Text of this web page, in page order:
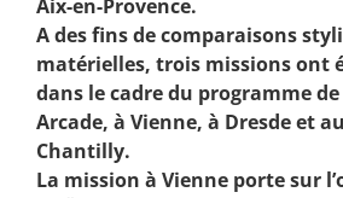
Aix-en-Provence.
A des fins de comparaisons
matérielles, trois missions ont
dans le cadre du programme
Arcade, à Vienne, à Dresde et
Chantilly.
La mission à Vienne porte sur